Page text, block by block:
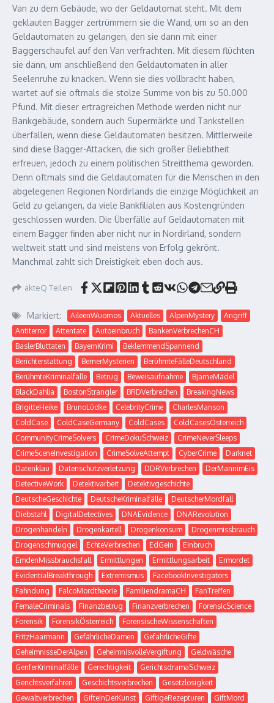
Van zu dem Gebäude, wo der Geldautomat steht. Mit dem
geklauten Bagger zertrümmern sie die Wand, um so an den
Geldautomaten zu gelangen, den sie dann mit einer
Baggerschaufel auf den Van verfrachten. Mit diesem flüchten
sie dann, um anschließend den Geldautomaten in aller
Seelenruhe zu knacken. Wenn sie dies vollbracht haben,
wartet auf sie oftmals die stolze Summe von bis zu 50.000
Pfund. Mit dieser ertragreichen Methode werden nicht nur
Bankgebäude, sondern auch Supermärkte und Tankstellen
überfallen, wenn diese Geldautomaten besitzen. Mittlerweile
sind diese Bagger-Attacken, die sich großer Beliebtheit
erfreuen, jedoch zu einem politischen Streitthema geworden.
Denn oftmals sind die Geldautomaten für die Menschen in den
abgelegenen Regionen Nordirlands die einzige Möglichkeit an
Geld zu gelangen, da viele Bankfilialen aus Kostengründen
geschlossen wurden. Die Überfälle auf Geldautomaten mit
einem Bagger finden aber nicht nur in Nordirland, sondern
weltweit statt und sind meistens von Erfolg gekrönt.
Manchmal zahlt sich Dreistigkeit eben doch aus.
akteQ Teilen
Markiert: AileenWuornos Aktuelles AlpenMystery
Angriff
Antiterror
Attentate Autoeinbruch
BankenVerbrechenCH
BaslerBluttaten
BayernKrimi
BeklemmendSpannend
Berichterstattung
BernerMysterien
BerühmteFälleDeutschland
BerühmteKriminalfälle
Betrug Beweisaufnahme
BjarneMädel
BlackDahlia
BostonStrangler BRDVerbrechen
BreakingNews
BrigitteHeike
BrunoLüdke CelebrityCrime
CharlesManson
ColdCase
ColdCaseGermany ColdCases
ColdCasesÖsterreich
CommunityCrimeSolvers
CrimeDokuSchweiz
CrimeNeverSleeps
CrimeSceneInvestigation
CrimeSolveAttempt CyberCrime
Darknet
Datenklau
Datenschutzverletzung DDRVerbrechen
DerMannimEis
DetectiveWork
Detektivarbeit
Detektivgeschichte
DeutscheGeschichte
DeutscheKriminalfälle
DeutscherMordfall
Diebstahl
DigitalDetectives DNAEvidence
DNARevolution
Drogenhandeln
Drogenkartell Drogenkonsum
Drogenmissbrauch
Drogenschmuggel
EchteVerbrechen EdGein
Einbruch
EmdenMissbrauchsfall
Ermittlungen Ermittlungsarbeit
Ermordet
EvidentialBreakthrough
Extremismus
FacebookInvestigators
Fahndung
FalcoMordtheorie FamiliendramaCH
FanTreffen
FemaleCriminals
Finanzbetrug Finanzverbrechen
ForensicScience
Forensik
ForensikÖsterreich
ForensischeWissenschaften
FritzHaarmann
GefährlicheDamen
GefährlicheGifte
GeheimnisseDerAlpen
GeheimnisvolleVergiftung
Geldwäsche
GenferKriminalfälle
Gerechtigkeit
GerichtsdramaSchweiz
Gerichtsverfahren
Geschichtsverbrechen
Gesetzlosigkeit
Gewaltverbrechen
GifteInDerKunst GiftigeRezepturen GiftMord